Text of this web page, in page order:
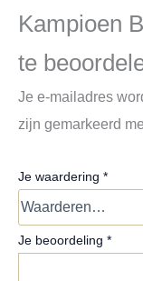
Kampioen
te
Je e-mailadres
zijn gemarkeerd
Je waardering *
Je beoordeling *